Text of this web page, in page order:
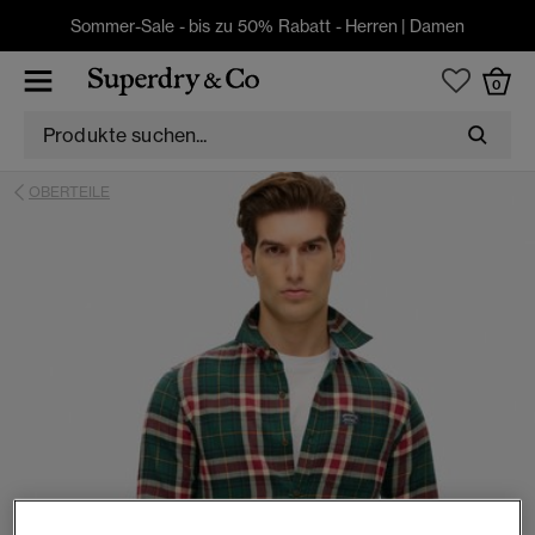
Sommer-Sale - bis zu 50% Rabatt - Herren | Damen
0
OBERTEILE